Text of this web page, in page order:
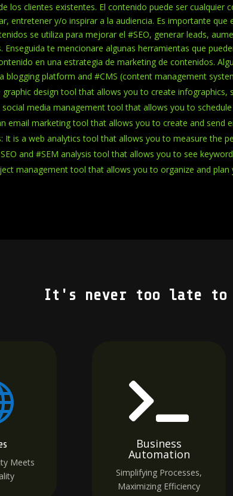
los clientes existentes. El contenido puede ser
entretener y/o inspirar a la audiencia. Es importante
se utiliza para mejorar el #SEO, generar leads,
Enseguida te mencionare algunas herramientas que
en una estrategia de marketing de contenidos.
blogging platform and #CMS (content management
graphic design tool that allows you to create
media management tool that allows you to
email marketing tool that allows you to create and send
It is a web analytics tool that allows you to measure the
and #SEM analysis tool that allows you to see
management tool that allows you to organize and
It's never too late
Meets

Business
Automation
Simplifying Processes,
Maximizing Efficiency